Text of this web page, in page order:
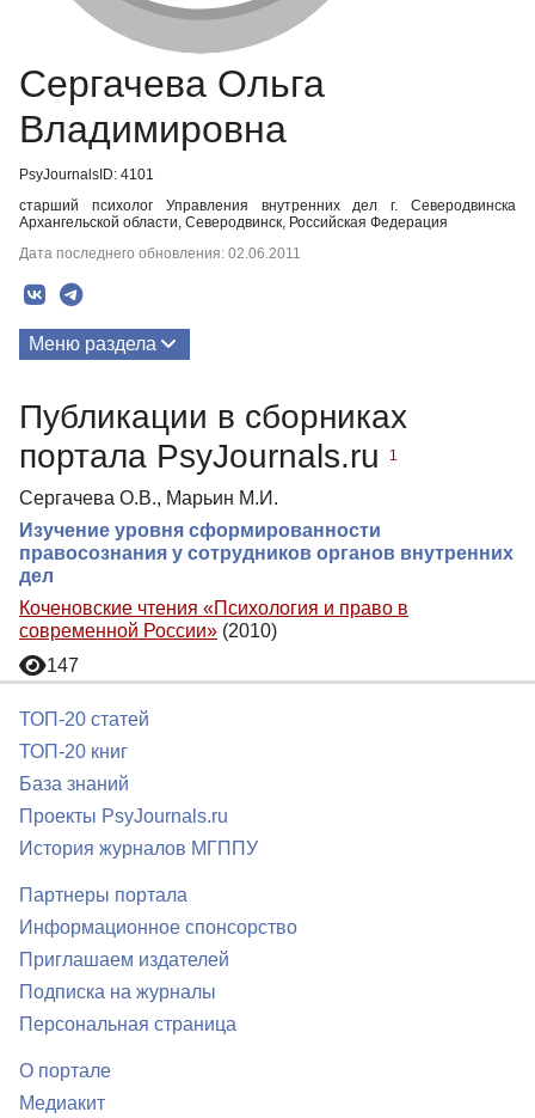
Сергачева Ольга
Владимировна
PsyJournalsID: 4101
старший психолог Управления внутренних дел г. Северодвинска
Архангельской области, Северодвинск, Российская Федерация
Дата последнего обновления: 02.06.2011
Меню раздела
Публикации в сборниках
портала PsyJournals.ru
1
Сергачева О.В., Марьин М.И.
Изучение уровня сформированности
правосознания у сотрудников органов внутренних
дел
Коченовские чтения «Психология и право в
современной России» (2010)
147
ТОП-20 статей
ТОП-20 книг
База знаний
Проекты PsyJournals.ru
История журналов МГППУ
Партнеры портала
Информационное спонсорство
Приглашаем издателей
Подписка на журналы
Персональная страница
О портале
Медиакит